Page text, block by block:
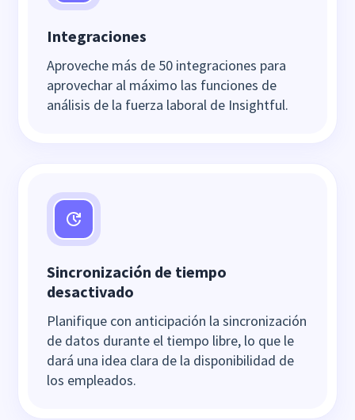
Integraciones
Aproveche más de 50 integraciones para
aprovechar al máximo las funciones de
análisis de la fuerza laboral de Insightful.
Sincronización de tiempo
desactivado
Planifique con anticipación la sincronización
de datos durante el tiempo libre, lo que le
dará una idea clara de la disponibilidad de
los empleados.